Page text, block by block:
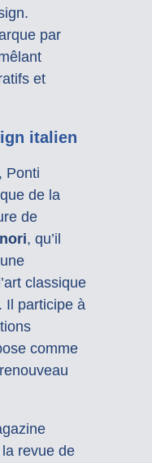
par
et
italien
Ponti
de la
de
, qu’il
classique
Il participe à
comme
revue de